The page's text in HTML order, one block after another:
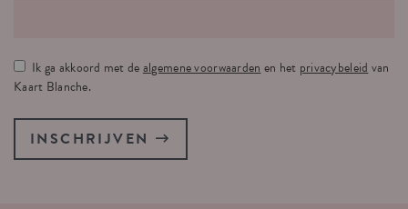
Ik ga akkoord met dealgemene voorwaardenen het privacybeleidvan
Kaart Blanche.
INSCHRIJVEN